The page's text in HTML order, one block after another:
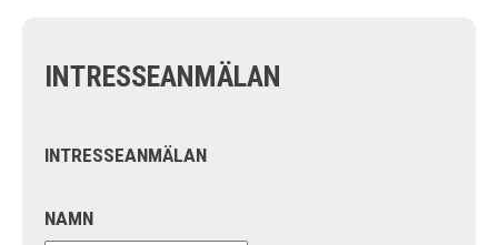
INTRESSEANMÄLAN
INTRESSEANMÄLAN
NAMN